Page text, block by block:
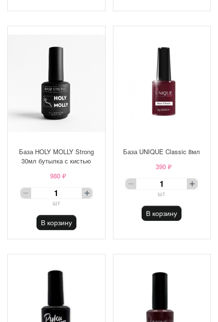
База HOLY MOLLY Strong
30мл бутылка с кистью
980 ₽
шт
В корзину
База UNIQUE Classic 8мл
390 ₽
шт
В корзину